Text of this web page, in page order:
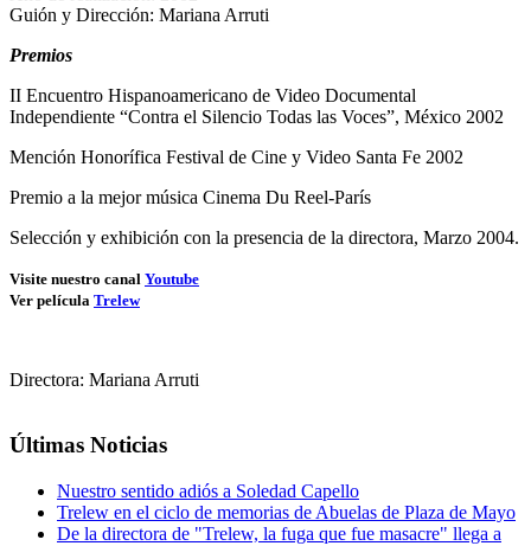
Guión y Dirección: Mariana Arruti
Premios
II Encuentro Hispanoamericano de Video Documental
Independiente “Contra el Silencio Todas las Voces”, México 2002
Mención Honorífica Festival de Cine y Video Santa Fe 2002
Premio a la mejor música Cinema Du Reel-París
Selección y exhibición con la presencia de la directora, Marzo 2004.
Visite nuestro canal Youtube
Ver película Trelew
Directora: Mariana Arruti
Últimas Noticias
Nuestro sentido adiós a Soledad Capello
Trelew en el ciclo de memorias de Abuelas de Plaza de Mayo
De la directora de "Trelew, la fuga que fue masacre" llega a